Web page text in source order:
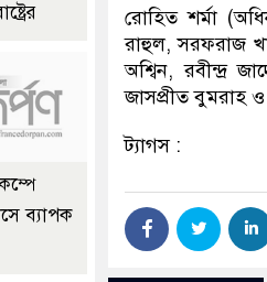
রোহিত শর্মা
রাহুল, সরফরাজ
অশ্বিন, রবীন্দ্র
জাসপ্রীত বুমরাহ
ট্যাগস :
ব্যাপক